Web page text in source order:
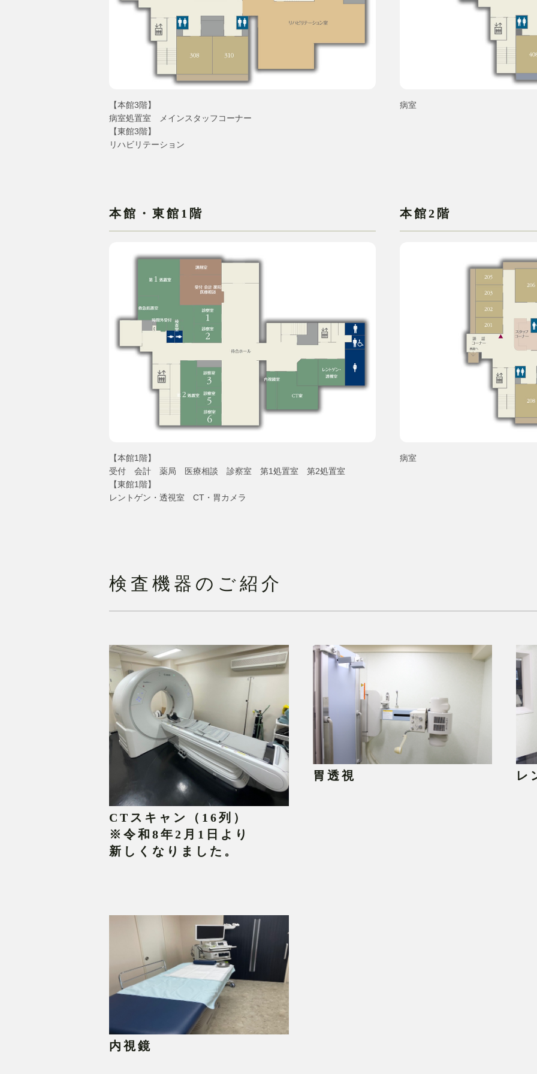
【本館3階】
病室処置室 メインスタッフコーナー
【東館3階】
リハビリテーション
病室
本館・東館1階
【本館1階】
受付 会計 薬局 医療相談 診察室 第1処置室 第2処置室
【東館1階】
レントゲン・透視室 CT・胃カメラ
本館2階
病室
検査機器のご紹介
CTスキャン（16列）
※令和8年2月1日より
新しくなりました。
胃透視 レ
内視鏡